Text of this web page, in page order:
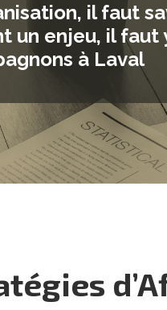
il faut
un enjeu, il faut
à Laval